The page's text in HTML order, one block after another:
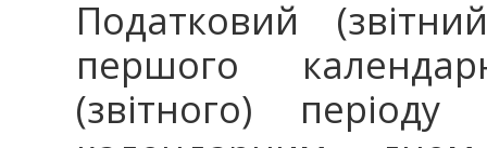
Податковий
першого
(звітного) періоду